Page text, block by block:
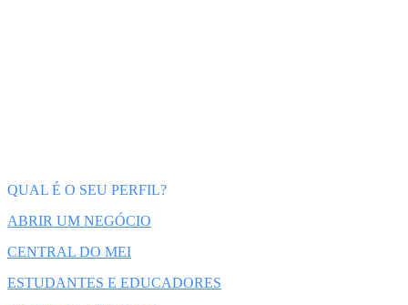
QUAL É O SEU PERFIL?
ABRIR UM NEGÓCIO
CENTRAL DO MEI
ESTUDANTES E EDUCADORES